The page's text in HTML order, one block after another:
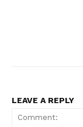
LEAVE A REPLY